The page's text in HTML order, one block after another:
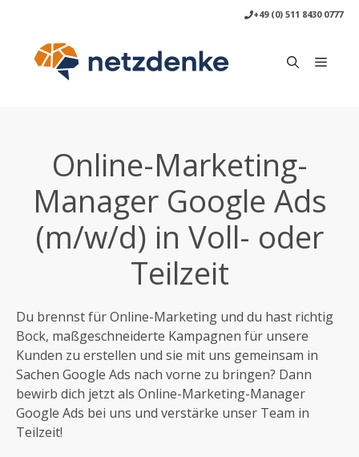
springen
+49 (0) 511 8430 0777
Menü
Online-Marketing-
Manager Google Ads
(m/w/d) in Voll- oder
Teilzeit
Du brennst für Online-Marketing und du hast richtig
Bock, maßgeschneiderte Kampagnen für unsere
Kunden zu erstellen und sie mit uns gemeinsam in
Sachen Google Ads nach vorne zu bringen? Dann
bewirb dich jetzt als Online-Marketing-Manager
Google Ads bei uns und verstärke unser Team in
Teilzeit!